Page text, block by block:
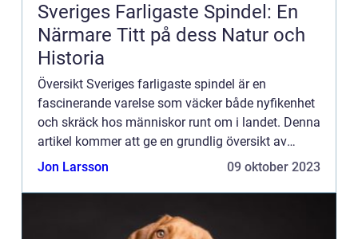
Sveriges Farligaste Spindel: En
Närmare Titt på dess Natur och
Historia
Översikt Sveriges farligaste spindel är en
fascinerande varelse som väcker både nyfikenhet
och skräck hos människor runt om i landet. Denna
artikel kommer att ge en grundlig översikt av
denna spindel, vilket ger läsarna kunskap och
Jon Larsson 09 oktober 2023